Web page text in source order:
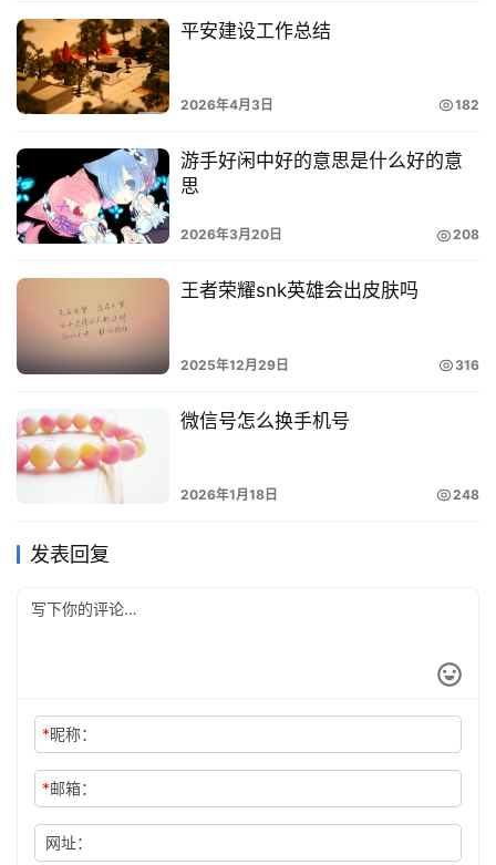
平安建设工作总结
2026年4月3日 182
游手好闲中好的意思是什么好的意
思
2026年3月20日 208
王者荣耀snk英雄会出皮肤吗
2025年12月29日 316
微信号怎么换手机号
2026年1月18日 248
发表回复
*昵称：
*邮箱：
网址：